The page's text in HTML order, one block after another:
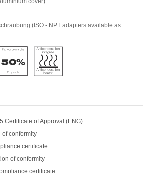
(ISO - NPT adapters available as
Certificate of Approval (ENG)
conformity
certificate
of conformity
certificate